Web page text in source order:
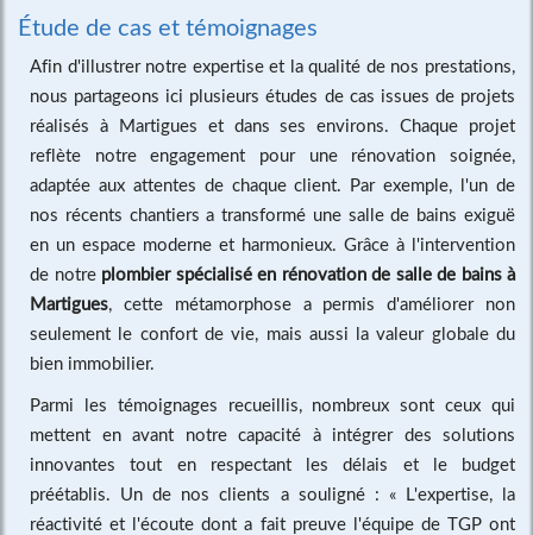
Étude de cas et témoignages
Afin d'illustrer notre expertise et la qualité de nos prestations,
nous partageons ici plusieurs études de cas issues de projets
réalisés à Martigues et dans ses environs. Chaque projet
reflète notre engagement pour une rénovation soignée,
adaptée aux attentes de chaque client. Par exemple, l'un de
nos récents chantiers a transformé une salle de bains exiguë
en un espace moderne et harmonieux. Grâce à l'intervention
de notre plombier spécialisé en rénovation de salle de bains à
Martigues, cette métamorphose a permis d'améliorer non
seulement le confort de vie, mais aussi la valeur globale du
bien immobilier.
Parmi les témoignages recueillis, nombreux sont ceux qui
mettent en avant notre capacité à intégrer des solutions
innovantes tout en respectant les délais et le budget
préétablis. Un de nos clients a souligné : « L'expertise, la
réactivité et l'écoute dont a fait preuve l'équipe de TGP ont